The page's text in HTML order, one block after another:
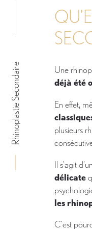
Rhinoplastie Secondaire Une
déjà été
En effet,
plusieurs
Il s’agit
délicate
les
C’est